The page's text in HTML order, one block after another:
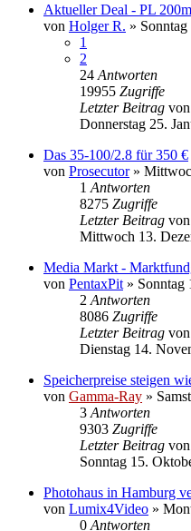
Aktueller Deal - PL
von Holger R. »
1
2
24 Antworten
19955 Zugriffe
Letzter Beitrag von
Donnerstag 25.
Das 35-100/2.8 für 350 €
von Prosecutor»
1 Antworten
8275 Zugriffe
Letzter Beitrag von
Mittwoch 13.
Media Markt -
von PentaxPit » Sonntag
2 Antworten
8086 Zugriffe
Letzter Beitrag von
Dienstag 14.
Speicherpreise steigen
von Gamma-Ray »
3 Antworten
9303 Zugriffe
Letzter Beitrag von
Sonntag 15.
Photohaus in Hamburg
von Lumix4Video »
0 Antworten